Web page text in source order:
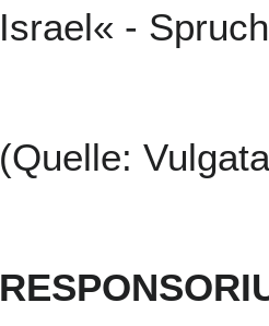
Israel« -
(Quelle: